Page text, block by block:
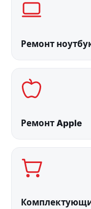
Ремонт
Ремонт Apple